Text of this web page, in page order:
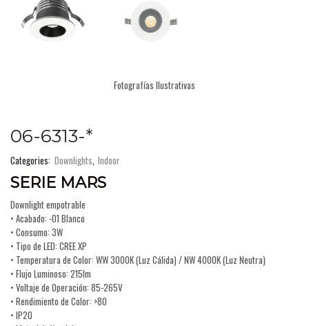
Fotografías Ilustrativas
06-6313-*
Categories: Downlights Indoor
SERIE MARS
Downlight empotrable
• Acabado: -01 Blanco
• Consumo: 3W
• Tipo de LED: CREE XP
• Temperatura de Color: WW 3000K (Luz Cálida) / NW 4000K (Luz Neutra)
• Flujo Luminoso: 215lm
• Voltaje de Operación: 85-265V
• Rendimiento de Color: >80
• IP20